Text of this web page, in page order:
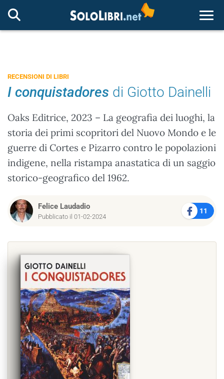
RECENSIONI DI LIBRI
I conquistadores di Giotto Dainelli
Oaks Editrice, 2023 – La geografia dei luoghi, la
storia dei primi scopritori del Nuovo Mondo e le
guerre di Cortes e Pizarro contro le popolazioni
indigene, nella ristampa anastatica di un saggio
storico-geografico del 1962.
Felice Laudadio
Pubblicato il 01-02-2024
11